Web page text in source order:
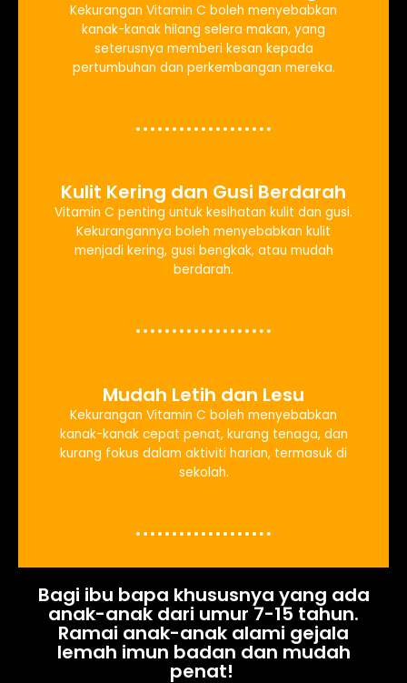
Kekurangan Vitamin C boleh menyebabkan
kanak-kanak hilang selera makan, yang
seterusnya memberi kesan kepada
pertumbuhan dan perkembangan mereka.
Kulit Kering dan Gusi Berdarah
Vitamin C penting untuk kesihatan kulit dan gusi.
Kekurangannya boleh menyebabkan kulit
menjadi kering, gusi bengkak, atau mudah
berdarah.
Mudah Letih dan Lesu
Kekurangan Vitamin C boleh menyebabkan
kanak-kanak cepat penat, kurang tenaga, dan
kurang fokus dalam aktiviti harian, termasuk di
sekolah.
Bagi ibu bapa khususnya yang ada
anak-anak dari umur 7-15 tahun.
Ramai anak-anak alami gejala
lemah imun badan dan mudah
penat!